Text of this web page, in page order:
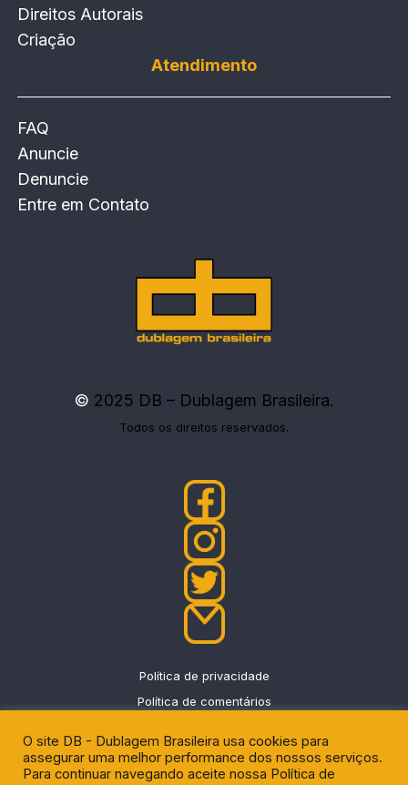
Direitos Autorais
Criação
Atendimento
FAQ
Anuncie
Denuncie
Entre em Contato
© 2025 DB – Dublagem Brasileira.
Todos os direitos reservados.
Política de privacidade
Política de comentários
O site DB - Dublagem Brasileira usa cookies para
assegurar uma melhor performance dos nossos serviços.
Para continuar navegando aceite nossa Política de